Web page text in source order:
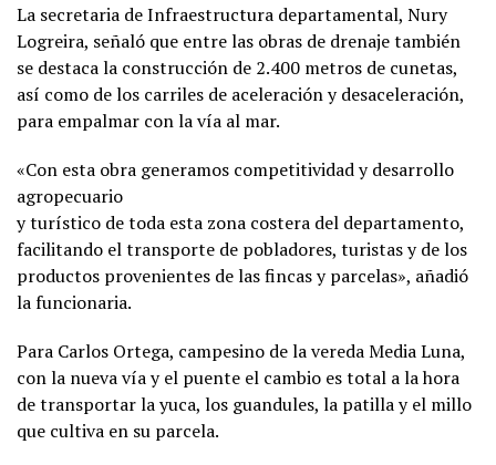
La secretaria de Infraestructura departamental, Nury
Logreira, señaló que entre las obras de drenaje también
se destaca la construcción de 2.400 metros de cunetas,
así como de los carriles de aceleración y desaceleración,
para empalmar con la vía al mar.
«Con esta obra generamos competitividad y desarrollo
agropecuario
y turístico de toda esta zona costera del departamento,
facilitando el transporte de pobladores, turistas y de los
productos provenientes de las fincas y parcelas», añadió
la funcionaria.
Para Carlos Ortega, campesino de la vereda Media Luna,
con la nueva vía y el puente el cambio es total a la hora
de transportar la yuca, los guandules, la patilla y el millo
que cultiva en su parcela.